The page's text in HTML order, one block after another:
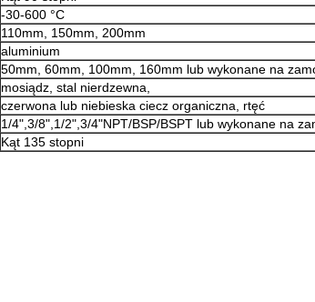
-30-600 °C
110mm, 150mm, 200mm
aluminium
50mm, 60mm, 100mm, 160mm lub wykonane na
mosiądz, stal nierdzewna,
czerwona lub niebieska ciecz organiczna, rtęć
1/4",3/8",1/2",3/4"NPT/BSP/BSPT lub wykonane na
Kąt 135 stopni